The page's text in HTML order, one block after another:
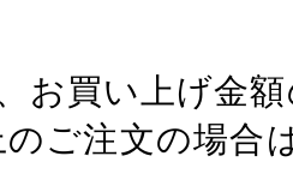
お買い上げ金
ご注文の場合